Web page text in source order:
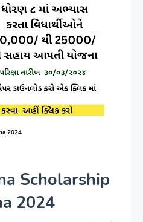
2024
Scholarship
2024